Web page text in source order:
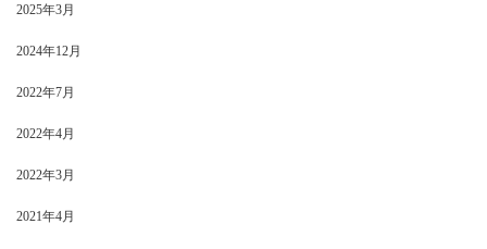
2025年3月
2024年12月
2022年7月
2022年4月
2022年3月
2021年4月